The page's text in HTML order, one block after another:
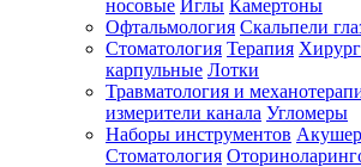
носовые Иглы Камертоны
Офтальмология Скальпели
Стоматология Терапия
карпульные Лотки
Травматология и
измерители канала Угломеры
Наборы инструментов
Стоматология